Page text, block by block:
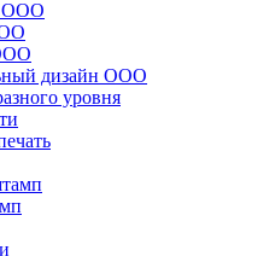
ООО
дизайн ООО
уровня